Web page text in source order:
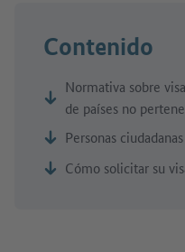
Contenido
Normativa sobre
de países no
Personas
Cómo solicitar su